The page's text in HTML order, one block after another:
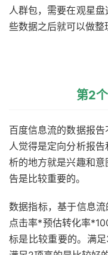
人群包，需要在观星
些数据之后就可以做整
第2
百度信息流的数据报
人觉得是定向分析报
析的地方就是兴趣和
告是比较重要的。
数据指标，基于信息
点击率*预估转化率
标是比较重要的。满